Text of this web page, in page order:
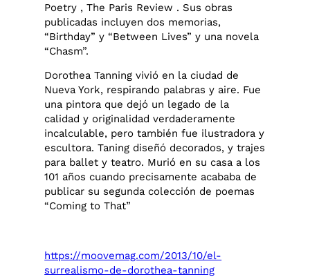
Poetry , The Paris Review . Sus obras
publicadas incluyen dos memorias,
“Birthday” y “Between Lives” y una novela
“Chasm”.
Dorothea Tanning vivió en la ciudad de
Nueva York, respirando palabras y aire. Fue
una pintora que dejó un legado de la
calidad y originalidad verdaderamente
incalculable, pero también fue ilustradora y
escultora. Taning diseñó decorados, y trajes
para ballet y teatro. Murió en su casa a los
101 años cuando precisamente acababa de
publicar su segunda colección de poemas
“Coming to That”
https://moovemag.com/2013/10/el-
surrealismo-de-dorothea-tanning